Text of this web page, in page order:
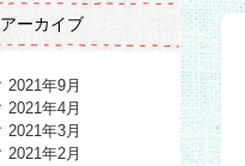
アーカイブ
2021年9月
2021年4月
2021年3月
2021年2月